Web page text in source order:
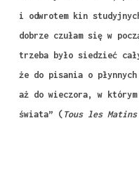
i odwrotem kin
dobrze czułam się w
trzeba było siedzieć
że do pisania o
aż do wieczora, w
świata” ( Tous les Matins